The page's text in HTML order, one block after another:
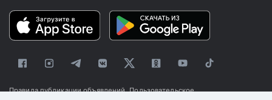
Правила публикации объявлений Пользовательское